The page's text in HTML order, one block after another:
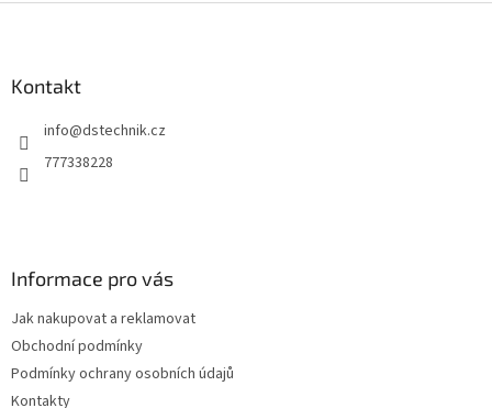
Kontakt
info@dstechnik.cz
777338228
Informace pro vás
Jak nakupovat a reklamovat
Obchodní podmínky
Podmínky ochrany osobních údajů
Kontakty